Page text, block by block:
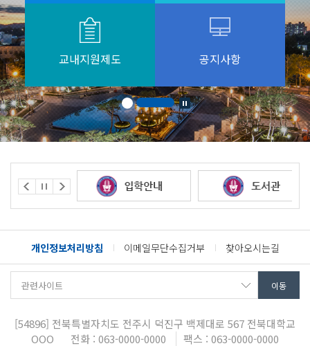
교내지원제도 공지사항
개인정보처리방침 이메일무단수집거부 찾아오시는길
[54896] 전북특별자치도 전주시 덕진구 백제대로 567 전북대학교
OOO
전화 : 063-0000-0000 팩스 : 063-0000-0000